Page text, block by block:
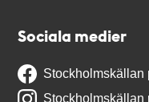
Sociala medier
Stockholmskällan
Stockholmskällan